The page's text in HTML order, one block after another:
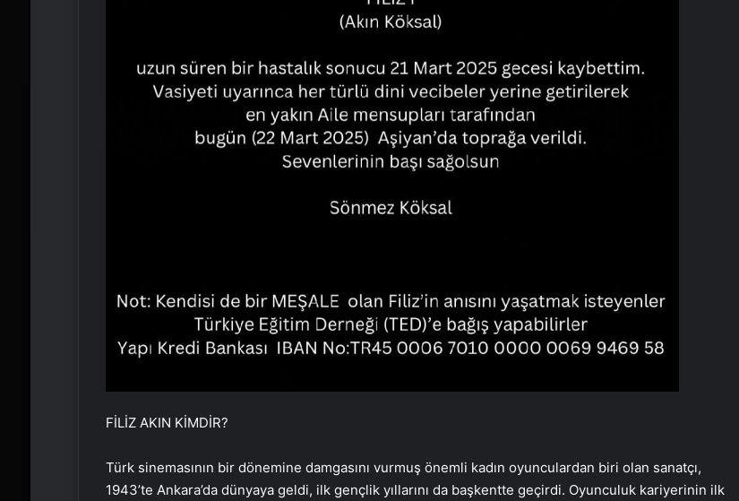
FİLİZ AKIN KİMDİR?
Türk sinemasının bir dönemine damgasını vurmuş önemli kadın oyunculardan biri olan sanatçı,
1943’te Ankara’da dünyaya geldi, ilk gençlik yıllarını da başkentte geçirdi. Oyunculuk kariyerinin ilk